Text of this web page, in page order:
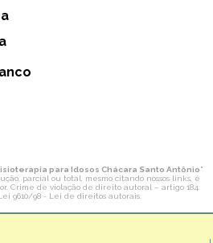
para Idosos Chácara Santo Antônio"
parcial ou total, mesmo citando nossos links, é
Crime de violação de direito autoral – artigo 184
9610/98 - Lei de direitos autorais.